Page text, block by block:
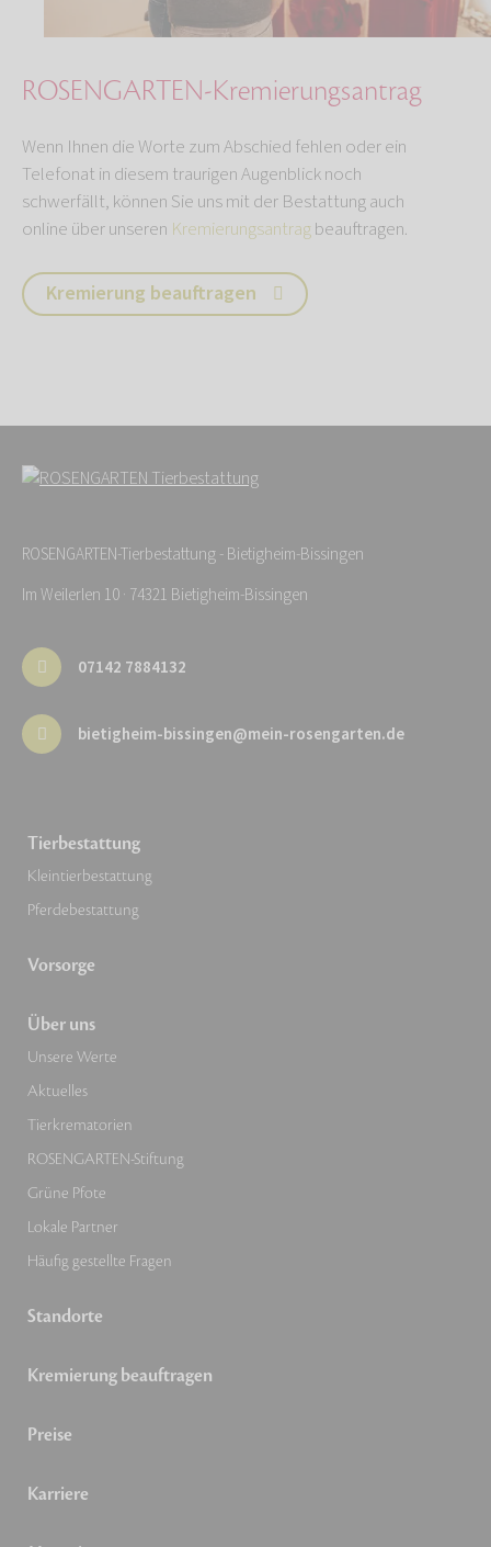
ROSENGARTEN-Kremierungsantrag
Wenn Ihnen die Worte zum Abschied fehlen oder ein
Telefonat in diesem traurigen Augenblick noch
schwerfällt, können Sie uns mit der Bestattung auch
online über unseren Kremierungsantragbeauftragen.
Kremierung beauftragen
ROSENGARTEN-Tierbestattung - Bietigheim-Bissingen
Im Weilerlen 10 · 74321 Bietigheim-Bissingen
07142 7884132
bietigheim-bissingen@mein-rosengarten.de
Tierbestattung
Kleintierbestattung
Pferdebestattung
Vorsorge
Über uns
Unsere Werte
Aktuelles
Tierkrematorien
ROSENGARTEN-Stiftung
Grüne Pfote
Lokale Partner
Häufig gestellte Fragen
Standorte
Kremierung beauftragen
Preise
Karriere